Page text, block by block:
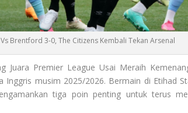
Brentford 3-0, The Citizens Kembali Tekan Arsenal
Juara Premier League Usai Meraih
musim 2025/2026. Bermain di Etihad
tiga poin penting untuk terus